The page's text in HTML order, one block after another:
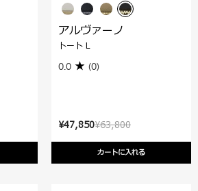
¥63,800
¥47,850
カートに入れる
アルヴァーノ
トート L
0.0 (0)